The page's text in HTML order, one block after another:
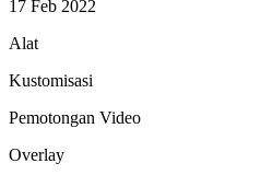
17 Feb 2022
Alat
Kustomisasi
Pemotongan Video
Overlay